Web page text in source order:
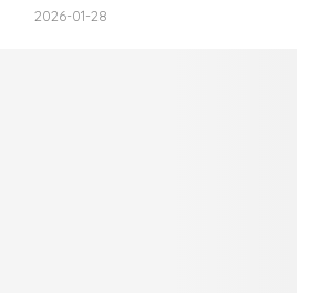
2026-01-28